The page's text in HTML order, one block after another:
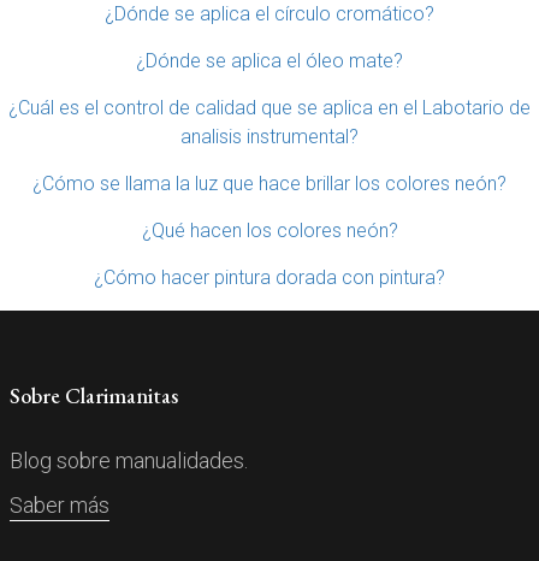
¿Dónde se aplica el círculo cromático?
¿Dónde se aplica el óleo mate?
¿Cuál es el control de calidad que se aplica en el Labotario de
analisis instrumental?
¿Cómo se llama la luz que hace brillar los colores neón?
¿Qué hacen los colores neón?
¿Cómo hacer pintura dorada con pintura?
Sobre Clarimanitas
Blog sobre manualidades.
Saber más